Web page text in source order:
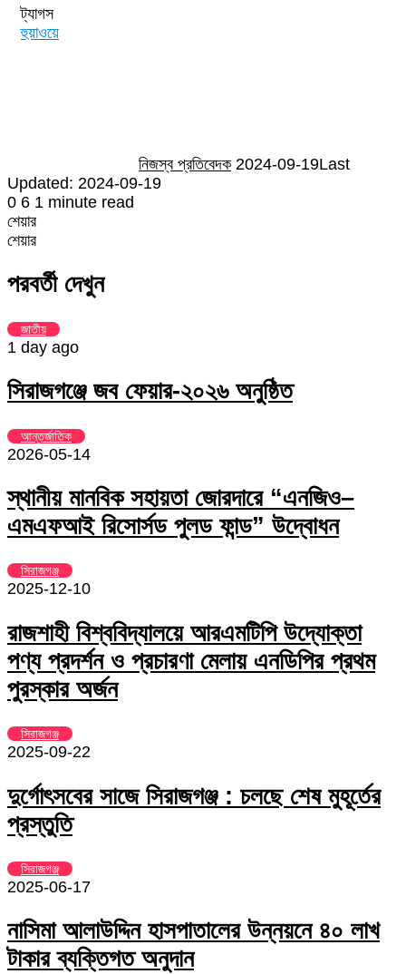
ট্যাগস
হুয়াওয়ে
নিজস্ব প্রতিবেদক 2024-09-19Last
Updated: 2024-09-19
0 6 1 minute read
শেয়ার
Facebook
Twitter
LinkedIn
Skype
Messenger
Messenger
WhatsApp
Telegram
Share
Email
প্রিন্ট
শেয়ার
via
Email
পরবর্তী দেখুন
জাতীয়
1 day ago
সিরাজগঞ্জে জব ফেয়ার-২০২৬ অনুষ্ঠিত
আন্তর্জাতিক
2026-05-14
স্থানীয় মানবিক সহায়তা জোরদারে “এনজিও–
এমএফআই রিসোর্সড পুলড ফান্ড” উদ্বোধন
সিরাজগঞ্জ
2025-12-10
রাজশাহী বিশ্ববিদ্যালয়ে আরএমটিপি উদ্যোক্তা
পণ্য প্রদর্শন ও প্রচারণা মেলায় এনডিপির প্রথম
পুরস্কার অর্জন
সিরাজগঞ্জ
2025-09-22
দুর্গোৎসবের সাজে সিরাজগঞ্জ : চলছে শেষ মুহূর্তের
প্রস্তুতি
সিরাজগঞ্জ
2025-06-17
নাসিমা আলাউদ্দিন হাসপাতালের উন্নয়নে ৪০ লাখ
টাকার ব্যক্তিগত অনুদান